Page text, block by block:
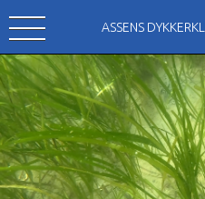
ASSENS